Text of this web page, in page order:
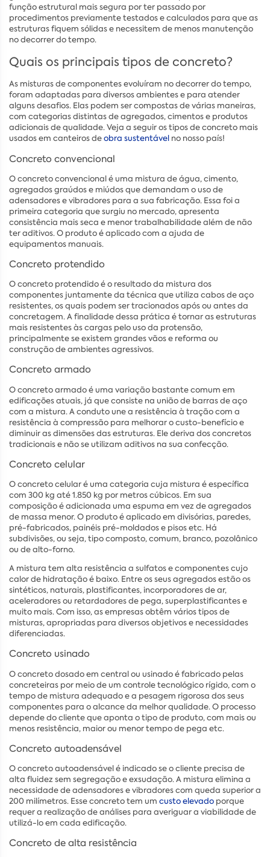
função estrutural mais segura por ter passado por
procedimentos previamente testados e calculados para que as
estruturas fiquem sólidas e necessitem de menos manutenção
no decorrer do tempo.
Quais os principais tipos de concreto?
As misturas de componentes evoluíram no decorrer do tempo,
foram adaptadas para diversos ambientes e para atender
alguns desafios. Elas podem ser compostas de várias maneiras,
com categorias distintas de agregados, cimentos e produtos
adicionais de qualidade. Veja a seguir os tipos de concreto mais
usados em canteiros deobra sustentável no nosso país!
Concreto convencional
O concreto convencional é uma mistura de água, cimento,
agregados graúdos e miúdos que demandam o uso de
adensadores e vibradores para a sua fabricação. Essa foi a
primeira categoria que surgiu no mercado, apresenta
consistência mais seca e menor trabalhabilidade além de não
ter aditivos. O produto é aplicado com a ajuda de
equipamentos manuais.
Concreto protendido
O concreto protendido é o resultado da mistura dos
componentes juntamente da técnica que utiliza cabos de aço
resistentes, os quais podem ser tracionados após ou antes da
concretagem. A finalidade dessa prática é tornar as estruturas
mais resistentes às cargas pelo uso da protensão,
principalmente se existem grandes vãos e reforma ou
construção de ambientes agressivos.
Concreto armado
O concreto armado é uma variação bastante comum em
edificações atuais, já que consiste na união de barras de aço
com a mistura. A conduto une a resistência à tração com a
resistência à compressão para melhorar o custo-benefício e
diminuir as dimensões das estruturas. Ele deriva dos concretos
tradicionais e não se utilizam aditivos na sua confecção.
Concreto celular
O concreto celular é uma categoria cuja mistura é específica
com 300 kg até 1.850 kg por metros cúbicos. Em sua
composição é adicionada uma espuma em vez de agregados
de massa menor. O produto é aplicado em divisórias, paredes,
pré-fabricados, painéis pré-moldados e pisos etc. Há
subdivisões, ou seja, tipo composto, comum, branco, pozolânico
ou de alto-forno.
A mistura tem alta resistência a sulfatos e componentes cujo
calor de hidratação é baixo. Entre os seus agregados estão os
sintéticos, naturais, plastificantes, incorporadores de ar,
aceleradores ou retardadores de pega, superplastificantes e
muito mais. Com isso, as empresas obtêm vários tipos de
misturas, apropriadas para diversos objetivos e necessidades
diferenciadas.
Concreto usinado
O concreto dosado em central ou usinado é fabricado pelas
concreteiras por meio de um controle tecnológico rígido, com o
tempo de mistura adequado e a pesagem rigorosa dos seus
componentes para o alcance da melhor qualidade. O processo
depende do cliente que aponta o tipo de produto, com mais ou
menos resistência, maior ou menor tempo de pega etc.
Concreto autoadensável
O concreto autoadensável é indicado se o cliente precisa de
alta fluidez sem segregação e exsudação. A mistura elimina a
necessidade de adensadores e vibradores com queda superior a
200 milímetros. Esse concreto tem um custo elevado porque
requer a realização de análises para averiguar a viabilidade de
utilizá-lo em cada edificação.
Concreto de alta resistência